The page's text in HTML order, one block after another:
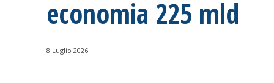
economia 225 mld
8 Luglio 2026